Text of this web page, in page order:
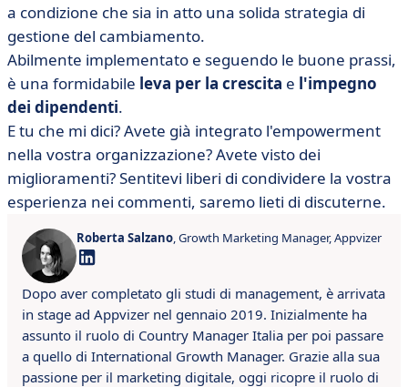
a condizione che sia in atto una solida strategia di
gestione del cambiamento.
Abilmente implementato e seguendo le buone prassi,
è una formidabile leva per la crescita e l'impegno
dei dipendenti.
E tu che mi dici? Avete già integrato l'empowerment
nella vostra organizzazione? Avete visto dei
miglioramenti? Sentitevi liberi di condividere la vostra
esperienza nei commenti, saremo lieti di discuterne.
Roberta Salzano , Growth Marketing Manager, Appvizer
Dopo aver completato gli studi di management, è arrivata
in stage ad Appvizer nel gennaio 2019. Inizialmente ha
assunto il ruolo di Country Manager Italia per poi passare
a quello di International Growth Manager. Grazie alla sua
passione per il marketing digitale, oggi ricopre il ruolo di